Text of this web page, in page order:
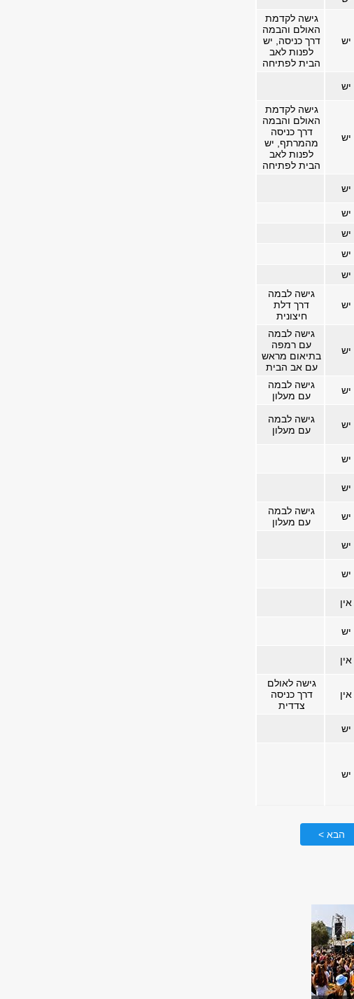
יש
גישה לקדמת
האולם והבמה
דרך כניסה, יש
לפנות לאב
הבית לפתיחה
יש
יש
גישה לקדמת
האולם והבמה
דרך כניסה
מהמרתף, יש
לפנות לאב
הבית לפתיחה
יש
יש
יש
יש
יש
יש
גישה לבמה
דרך דלת
חיצונית
יש
גישה לבמה
עם רמפה
בתיאום מראש
עם אב הבית
יש
גישה לבמה
עם מעלון
יש
גישה לבמה
עם מעלון
יש
יש
יש
גישה לבמה
עם מעלון
יש
יש
אין
יש
אין
אין
גישה לאולם
דרך כניסה
צדדית
יש
יש
הבא >